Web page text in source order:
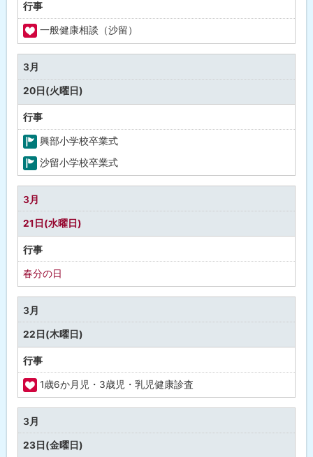
行事
福
祉
・
健
康
一般健康相談（沙留）
3月
20日(火曜日)
行事
町
の
事
興部小学校卒業式
町
の
行
事
沙留小学校卒業式
3月
21日(水曜日)
行事
春分の日
3月
22日(木曜日)
行事
福
祉
・
健
1歳6か月児・3歳児・乳児健康診査
3月
23日(金曜日)